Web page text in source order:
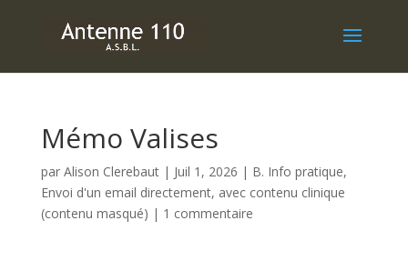
Mémo Valises
par Alison Clerebaut| Juil 1, 2026 | B. Info pratique,
Envoi d'un email directement, avec contenu clinique
(contenu masqué) | 1 commentaire